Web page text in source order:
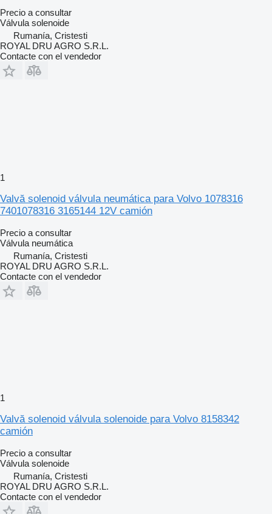
Precio a consultar
Válvula solenoide
Rumanía, Cristesti
ROYAL DRU AGRO S.R.L.
Contacte con el vendedor
1
Valvă solenoid válvula neumática para Volvo 1078316
7401078316 3165144 12V camión
Precio a consultar
Válvula neumática
Rumanía, Cristesti
ROYAL DRU AGRO S.R.L.
Contacte con el vendedor
1
Valvă solenoid válvula solenoide para Volvo 8158342
camión
Precio a consultar
Válvula solenoide
Rumanía, Cristesti
ROYAL DRU AGRO S.R.L.
Contacte con el vendedor